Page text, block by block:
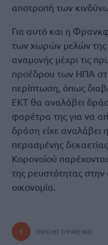
αποτροπή των
Για αυτό και η
των χωρών μελών
αναμονής μέχρι τις
προέδρου των ΗΠΑ
περίπτωση, όπως
ΕΚΤ θα αναλάβει
φαρέτρα της για να
δράση είχε αναλάβει
περασμένης
Κορονοϊού
της ρευστότητας
οικονομία.
ΠΡΟΗΓΟΎΜΕΝΟ